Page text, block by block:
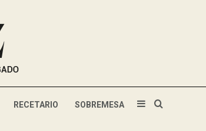
RECETARIO SOBREMESA